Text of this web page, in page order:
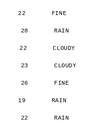
22       FINE
28       RAIN
22       CLOUDY
23       CLOUDY
26       FINE
19       RAIN
22       RAIN